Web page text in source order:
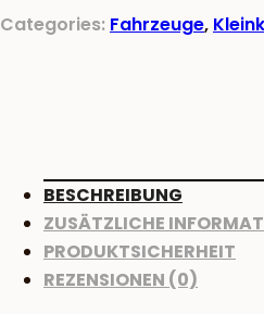
Categories: Fahrzeuge,
BESCHREIBUNG
ZUSÄTZLICHE
PRODUKTSICHERHEIT
REZENSIONEN (0)